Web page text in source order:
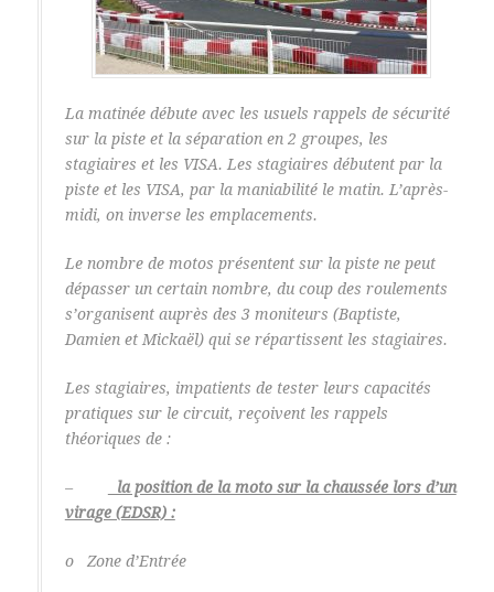
La matinée débute avec les usuels rappels de sécurité
sur la piste et la séparation en 2 groupes, les
stagiaires et les VISA. Les stagiaires débutent par la
piste et les VISA, par la maniabilité le matin. L’après-
midi, on inverse les emplacements.
Le nombre de motos présentent sur la piste ne peut
dépasser un certain nombre, du coup des roulements
s’organisent auprès des 3 moniteurs (Baptiste,
Damien et Mickaël) qui se répartissent les stagiaires.
Les stagiaires, impatients de tester leurs capacités
pratiques sur le circuit, reçoivent les rappels
théoriques de :
–
la position de la moto sur la chaussée lors d’un
virage (EDSR) :
o Zone d’Entrée